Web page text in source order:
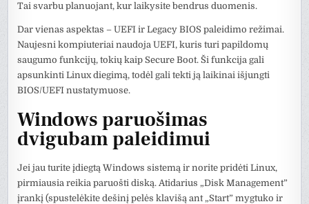
Tai svarbu planuojant, kur laikysite bendrus duomenis.
Dar vienas aspektas – UEFI ir Legacy BIOS paleidimo režimai.
Naujesni kompiuteriai naudoja UEFI, kuris turi papildomų
saugumo funkcijų, tokių kaip Secure Boot. Ši funkcija gali
apsunkinti Linux diegimą, todėl gali tekti ją laikinai išjungti
BIOS/UEFI nustatymuose.
Windows paruošimas
dvigubam paleidimui
Jei jau turite įdiegtą Windows sistemą ir norite pridėti Linux,
pirmiausia reikia paruošti diską. Atidarius „Disk Management”
įrankį (spustelėkite dešinį pelės klavišą ant „Start” mygtuko ir